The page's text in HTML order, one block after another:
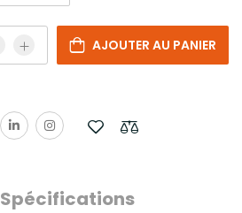
AJOUTER AU PANIER
Spécifications